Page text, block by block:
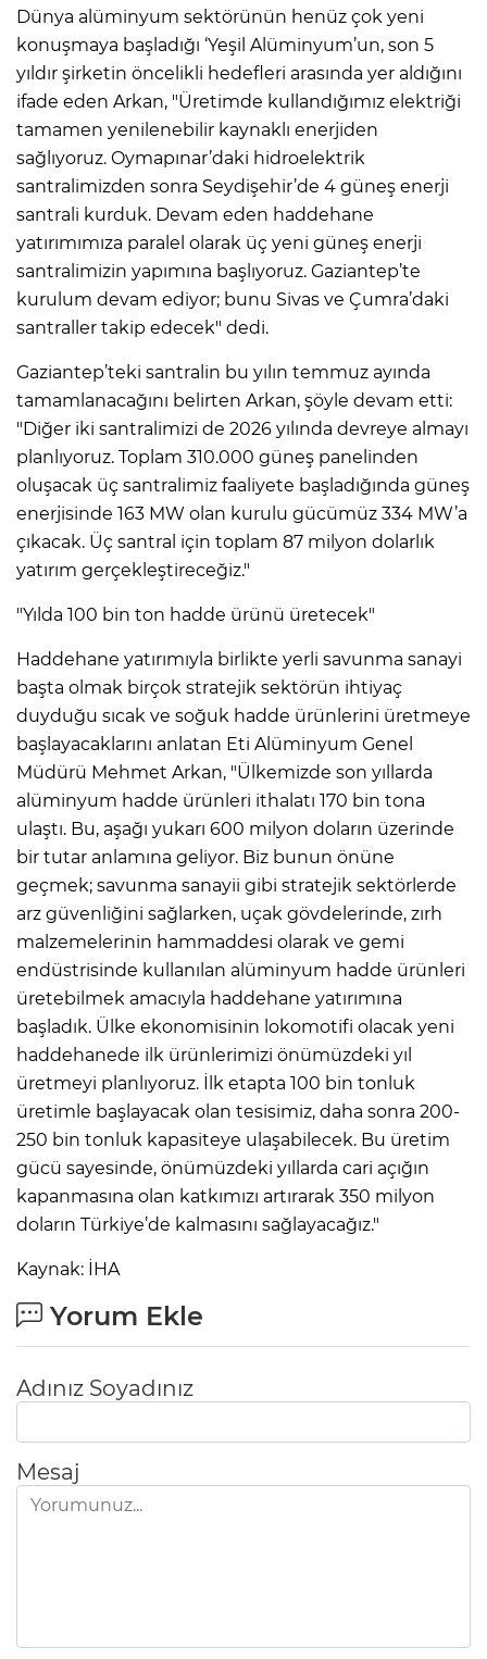
Dünya alüminyum sektörünün henüz çok yeni
konuşmaya başladığı ‘Yeşil Alüminyum’un, son 5
yıldır şirketin öncelikli hedefleri arasında yer aldığını
ifade eden Arkan, "Üretimde kullandığımız elektriği
tamamen yenilenebilir kaynaklı enerjiden
sağlıyoruz. Oymapınar’daki hidroelektrik
santralimizden sonra Seydişehir’de 4 güneş enerji
santrali kurduk. Devam eden haddehane
yatırımımıza paralel olarak üç yeni güneş enerji
santralimizin yapımına başlıyoruz. Gaziantep’te
kurulum devam ediyor; bunu Sivas ve Çumra’daki
santraller takip edecek" dedi.
Gaziantep’teki santralin bu yılın temmuz ayında
tamamlanacağını belirten Arkan, şöyle devam etti:
"Diğer iki santralimizi de 2026 yılında devreye almayı
planlıyoruz. Toplam 310.000 güneş panelinden
oluşacak üç santralimiz faaliyete başladığında güneş
enerjisinde 163 MW olan kurulu gücümüz 334 MW’a
çıkacak. Üç santral için toplam 87 milyon dolarlık
yatırım gerçekleştireceğiz."
"Yılda 100 bin ton hadde ürünü üretecek"
Haddehane yatırımıyla birlikte yerli savunma sanayi
başta olmak birçok stratejik sektörün ihtiyaç
duyduğu sıcak ve soğuk hadde ürünlerini üretmeye
başlayacaklarını anlatan Eti Alüminyum Genel
Müdürü Mehmet Arkan, "Ülkemizde son yıllarda
alüminyum hadde ürünleri ithalatı 170 bin tona
ulaştı. Bu, aşağı yukarı 600 milyon doların üzerinde
bir tutar anlamına geliyor. Biz bunun önüne
geçmek; savunma sanayii gibi stratejik sektörlerde
arz güvenliğini sağlarken, uçak gövdelerinde, zırh
malzemelerinin hammaddesi olarak ve gemi
endüstrisinde kullanılan alüminyum hadde ürünleri
üretebilmek amacıyla haddehane yatırımına
başladık. Ülke ekonomisinin lokomotifi olacak yeni
haddehanede ilk ürünlerimizi önümüzdeki yıl
üretmeyi planlıyoruz. İlk etapta 100 bin tonluk
üretimle başlayacak olan tesisimiz, daha sonra 200-
250 bin tonluk kapasiteye ulaşabilecek. Bu üretim
gücü sayesinde, önümüzdeki yıllarda cari açığın
kapanmasına olan katkımızı artırarak 350 milyon
doların Türkiye’de kalmasını sağlayacağız."
Kaynak: İHA
Yorum Ekle
Adınız Soyadınız
Mesaj